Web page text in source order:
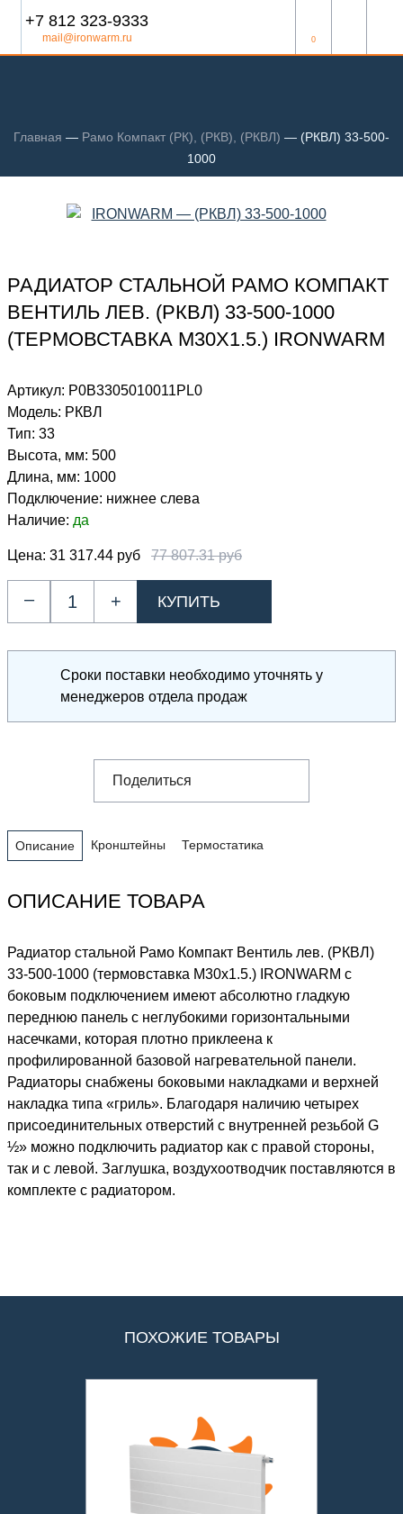
+7 812 323-9333
mail@ironwarm.ru 0
Главная — Рамо Компакт (РК), (РКВ), (РКВЛ) — (РКВЛ) 33-500-
1000
РАДИАТОР СТАЛЬНОЙ РАМО КОМПАКТ
ВЕНТИЛЬ ЛЕВ. (РКВЛ) 33-500-1000
(ТЕРМОВСТАВКА М30Х1.5.) IRONWARM
Артикул: Р0В3305010011PL0
Модель: РКВЛ
Тип: 33
Высота, мм: 500
Длина, мм: 1000
Подключение: нижнее слева
Наличие: да
Цена: 31 317.44 руб 77 807.31 руб
– +
Сроки поставки необходимо уточнять у
менеджеров отдела продаж
Поделиться
Описание Кронштейны Термостатика
ОПИСАНИЕ ТОВАРА
Радиатор стальной Рамо Компакт Вентиль лев. (РКВЛ)
33-500-1000 (термовставка М30х1.5.) IRONWARM с
боковым подключением имеют абсолютно гладкую
переднюю панель с неглубокими горизонтальными
насечками, которая плотно приклеена к
профилированной базовой нагревательной панели.
Радиаторы снабжены боковыми накладками и верхней
накладка типа «гриль». Благодаря наличию четырех
присоединительных отверстий с внутренней резьбой G
½» можно подключить радиатор как с правой стороны,
так и с левой. Заглушка, воздухоотводчик поставляются в
комплекте с радиатором.
ПОХОЖИЕ ТОВАРЫ